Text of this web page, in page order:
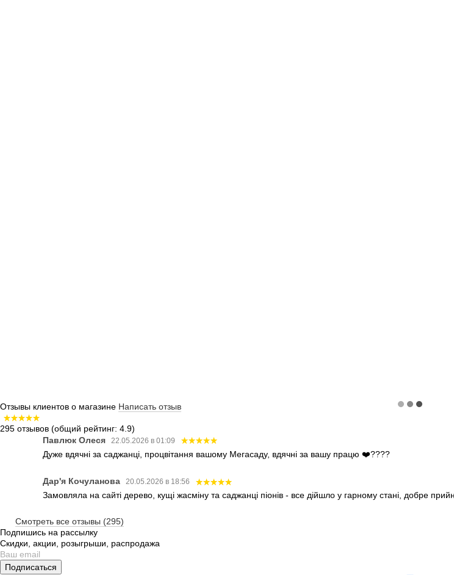
Отзывы клиентов о магазине Написать отзыв
295 отзывов (общий рейтинг: 4.9)
Павлюк Олеся
22.05.2026 в 01:09
Дуже вдячні за саджанці, процвітання вашому Мегасаду, вдячні за вашу працю ❤️????
Дар'я Кочуланова 20.05.2026 в 18:56
Замовляла на сайті дерево, кущі жасміну та саджанці піонів - все дійшло у гарному стані, добре
Смотреть все отзывы (295)
Подпишись на рассылку
Скидки, акции, розыгрыши, распродажа
Подписаться